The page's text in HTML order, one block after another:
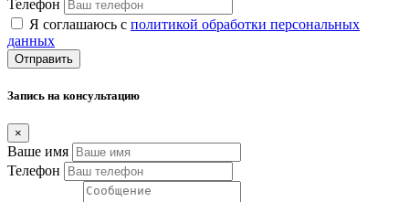
Телефон
Я соглашаюсь с политикой обработки персональных
данных
Отправить
Запись на консультацию
×
Ваше имя
Телефон